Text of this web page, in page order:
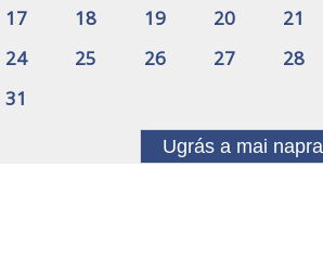
17
18 19 20 21
24
25 26 27 28
31
Ugrás a mai napra